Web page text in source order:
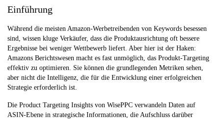
Einführung
Während die meisten Amazon-Werbetreibenden von Keywords besessen
sind, wissen kluge Verkäufer, dass die Produktausrichtung oft bessere
Ergebnisse bei weniger Wettbewerb liefert. Aber hier ist der Haken:
Amazons Berichtswesen macht es fast unmöglich, das Produkt-Targeting
effektiv zu optimieren. Sie können die grundlegenden Metriken sehen,
aber nicht die Intelligenz, die für die Entwicklung einer erfolgreichen
Strategie erforderlich ist.
Die Product Targeting Insights von WisePPC verwandeln Daten auf
ASIN-Ebene in strategische Informationen, die Aufschluss darüber